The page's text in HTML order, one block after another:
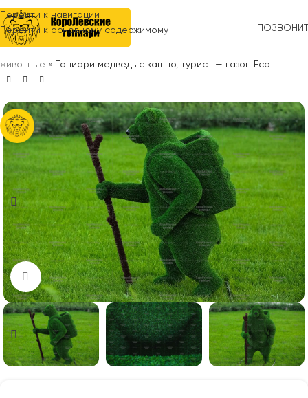
Перейти к навигации
Перейти к основному содержимому
Главная»Топиари»Анимационные персонажи
животные » Топиари медведь с кашпо, турист — газон Eco
Нажмите, чтобы увеличить